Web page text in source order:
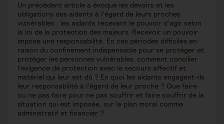
Un précédent article a évoqué les devoirs et les
obligations des aidants à l’égard de leurs proches
vulnérables ; les aidants recevant le pouvoir d’agir selon
la loi de la protection des majeurs. Recevoir un pouvoir
impose une responsabilité. En ces périodes difficiles en
raison du confinement indispensable pour se protéger et
protéger les personnes vulnérables, comment concilier
l’exigence de protection avec le secours affectif et
matériel qui leur est dû ? En quoi les aidants engagent-ils
leur responsabilité à l’égard de leur proche ? Que faire
ou ne pas faire pour ne pas souffrir et faire souffrir de la
situation qui est imposée, sur le plan moral comme
administratif et financier ?